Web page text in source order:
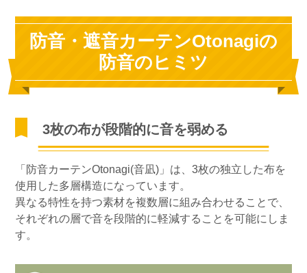
防音・遮音カーテンOtonagiの
防音のヒミツ
3枚の布が段階的に音を弱める
「防音カーテンOtonagi(音凪)」は、3枚の独立した布を
使用した多層構造になっています。
異なる特性を持つ素材を複数層に組み合わせることで、
それぞれの層で音を段階的に軽減することを可能にしま
す。